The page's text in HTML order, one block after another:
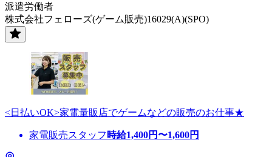
派遣労働者
株式会社フェローズ(ゲーム販売)16029(A)(SPO)
<日払いOK>家電量販店でゲームなどの販売のお仕事★
家電販売スタッフ 時給1,400円〜1,600円